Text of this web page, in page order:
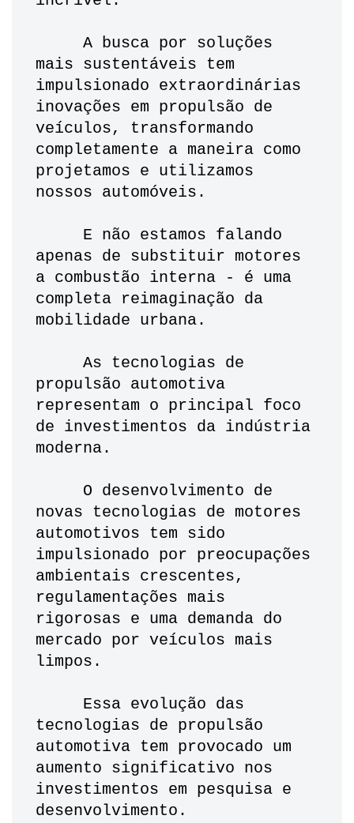
mais sustentáveis tem
impulsionado extraordinárias
inovações em propulsão de
veículos, transformando
completamente a maneira como
projetamos e utilizamos
nossos automóveis.
apenas de substituir motores
a combustão interna - é uma
completa reimaginação da
mobilidade urbana.
propulsão automotiva
representam o principal foco
de investimentos da indústria
moderna.
novas tecnologias de motores
automotivos tem sido
impulsionado por preocupações
ambientais crescentes,
regulamentações mais
rigorosas e uma demanda do
mercado por veículos mais
limpos.
tecnologias de propulsão
automotiva tem provocado um
aumento significativo nos
investimentos em pesquisa e
desenvolvimento.